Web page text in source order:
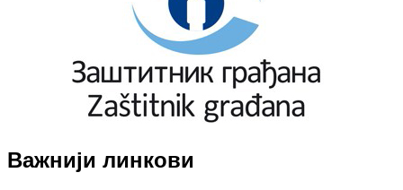
Важнији линкови